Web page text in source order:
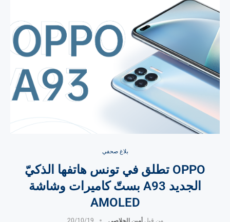
بلاغ صحفي
OPPO تطلق في تونس هاتفها الذكيّ
الجديد A93 بستّ كاميرات وشاشة
AMOLED
من قبل أمين الجلاصي 20/10/19